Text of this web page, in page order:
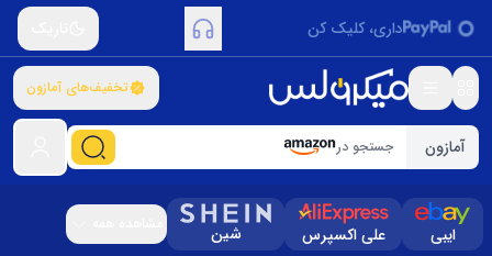
داری، کلیک کن
تخفیف‌های آمازون
آمازون جستجو در
ایبی علی اکسپرس شین